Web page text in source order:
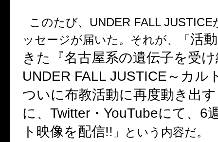
このたび、 UNDER FALL JUSTICE
ッセージが届いた。それが、「 活
きた『名古屋系の遺伝子を受
UNDER FALL JUSTICE～カル
ついに布教活動に再度動き出
に、 Twitter ・ YouTubeにて、 6
ト映像を配信!! 」という内容だ。